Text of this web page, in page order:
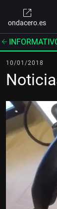
ondacero.es
10/01/2018